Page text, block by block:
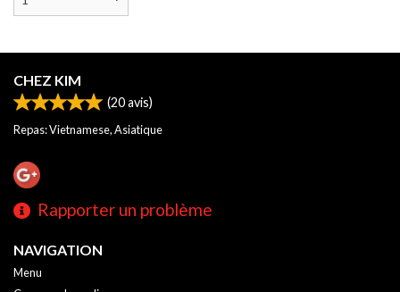
CHEZ KIM
(20avis)
Repas: Vietnamese, Asiatique
Rapporter un problème
NAVIGATION
Menu